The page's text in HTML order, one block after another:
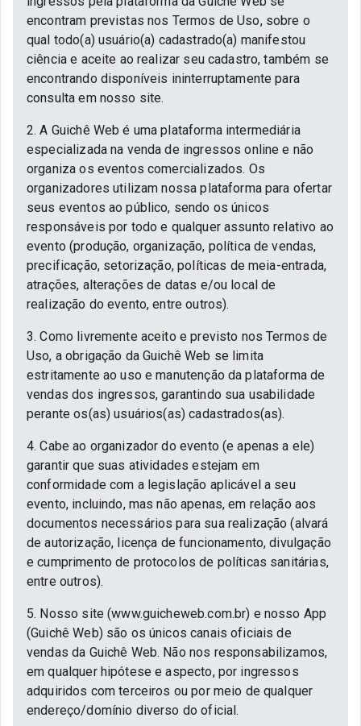
encontram previstas nos Termos de Uso, sobre o
qual todo(a) usuário(a) cadastrado(a) manifestou
ciência e aceite ao realizar seu cadastro, também se
encontrando disponíveis ininterruptamente para
consulta em nosso site.
2. A Guichê Web é uma plataforma intermediária
especializada na venda de ingressos online e não
organiza os eventos comercializados. Os
organizadores utilizam nossa plataforma para ofertar
seus eventos ao público, sendo os únicos
responsáveis por todo e qualquer assunto relativo ao
evento (produção, organização, política de vendas,
precificação, setorização, políticas de meia-entrada,
atrações, alterações de datas e/ou local de
realização do evento, entre outros).
3. Como livremente aceito e previsto nos Termos de
Uso, a obrigação da Guichê Web se limita
estritamente ao uso e manutenção da plataforma de
vendas dos ingressos, garantindo sua usabilidade
perante os(as) usuários(as) cadastrados(as).
4. Cabe ao organizador do evento (e apenas a ele)
garantir que suas atividades estejam em
conformidade com a legislação aplicável a seu
evento, incluindo, mas não apenas, em relação aos
documentos necessários para sua realização (alvará
de autorização, licença de funcionamento, divulgação
e cumprimento de protocolos de políticas sanitárias,
entre outros).
5. Nosso site (www.guicheweb.com.br) e nosso App
(Guichê Web) são os únicos canais oficiais de
vendas da Guichê Web. Não nos responsabilizamos,
em qualquer hipótese e aspecto, por ingressos
adquiridos com terceiros ou por meio de qualquer
endereço/domínio diverso do oficial.